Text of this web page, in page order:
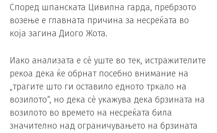
Според шпанската Цивилна гарда, пребрзото
возење е главната причина за несреќата во
која загина Диого Жота.
Иако анализата е сè уште во тек, истражителите
рекоа дека ќе обрнат посебно внимание на
„трагите што ги оставило едното тркало на
возилото“, но дека сè укажува дека брзината на
возилото во времето на несреќата била
значително над ограничувањето на брзината